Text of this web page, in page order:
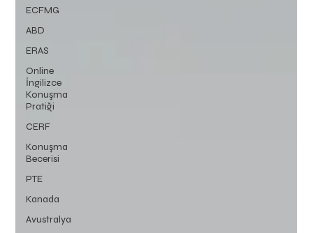
ECFMG
ABD
ERAS
Online
İngilizce
Konuşma
Pratiği
CERF
Konuşma
Becerisi
PTE
Kanada
Avustralya